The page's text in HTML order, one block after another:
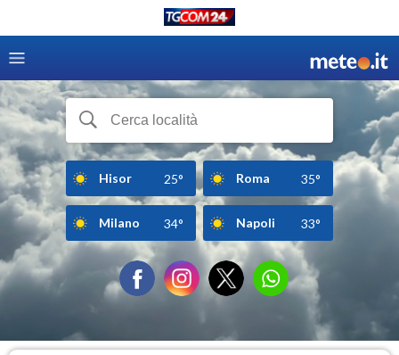
Hisor 25° Roma 35°
Milano 34° Napoli 33°